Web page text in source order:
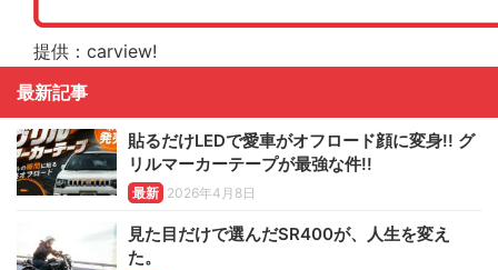
提供：carview!
最新記事
貼るだけLEDで愛車がオフロード顔に変身!! グ
リルマーカーテープが最強な件!!
最新 2026年4月8日
見た目だけで選んだSR400が、人生を変え
た。